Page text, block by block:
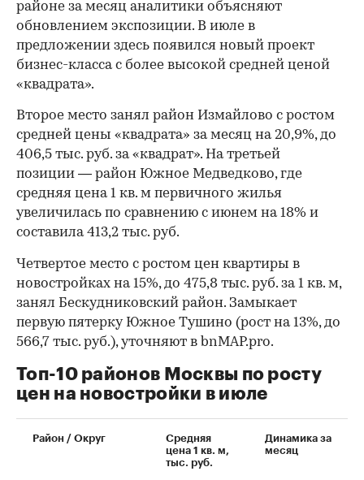
районе за месяц аналитики объясняют
обновлением экспозиции. В июле в
предложении здесь появился новый проект
бизнес-класса с более высокой средней ценой
«квадрата».
Второе место занял район Измайлово с ростом
средней цены «квадрата» за месяц на 20,9%, до
406,5 тыс. руб. за «квадрат». На третьей
позиции — район Южное Медведково, где
средняя цена 1 кв. м первичного жилья
увеличилась по сравнению с июнем на 18% и
составила 413,2 тыс. руб.
00:00 / 00:00
Четвертое место с ростом цен квартиры в
новостройках на 15%, до 475,8 тыс. руб. за 1 кв. м,
занял Бескудниковский район. Замыкает
первую пятерку Южное Тушино (рост на 13%, до
566,7 тыс. руб.), уточняют в bnMAP.pro.
Топ-10 районов Москвы по росту
цен на новостройки в июле
Район / Округ
Средняя
цена 1 кв. м,
тыс. руб.
Динамика за
месяц